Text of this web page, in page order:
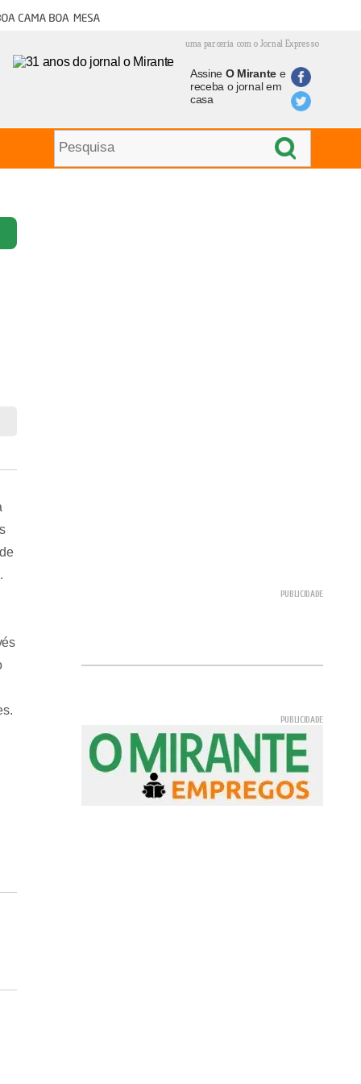
cama boa mesa
uma parceria com o Jornal Expresso
Assine O Mirantee
receba o jornal em
casa